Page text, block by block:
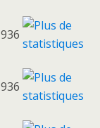
936
936